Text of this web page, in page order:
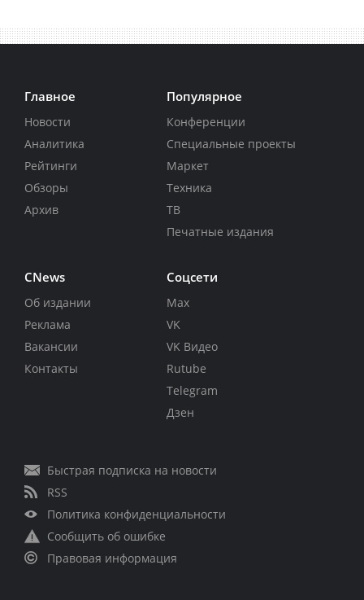
Главное
Новости
Аналитика
Рейтинги
Обзоры
Архив
Популярное
Конференции
Специальные проекты
Маркет
Техника
ТВ
Печатные издания
CNews
Об издании
Реклама
Вакансии
Контакты
Соцсети
Max
VK
VK Видео
Rutube
Telegram
Дзен
Быстрая подписка на новости
RSS
Политика конфиденциальности
Сообщить об ошибке
Правовая информация